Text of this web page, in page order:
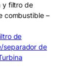
y filtro de
combustible –
de
separador de